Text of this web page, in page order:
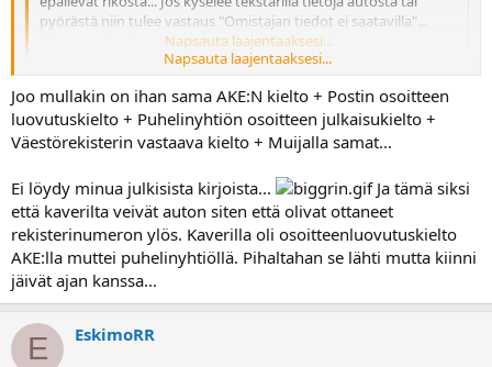
pyörästä niin tulee vastaus "Omistajan tiedot ei saatavilla"...
Kätevä juttu, tosin viiden vuoden jälkeen pitää taas uusia...
Napsauta laajentaaksesi...
Onko tossa linkissä oleva homma nyt sama juttu kun sulla?
"Ongelmana tuossa osoiteen luovutuskiellossa on se, että nimensä
mukaisesti sillä estetään vain omistajan ja haltijan osoitteen
luovuttaminen. Muut tiedot, esimerkiksi omistajan nimi ja
vakuutusyhtiö, saadaan kuitenkin. Tämän takia on hyvä muistaa kieltää
tietojen levittäminen väestörekisteristä, vakuutus- ja puhelinyhtiöstä ja
sekä muista vastaavista rekistereistä."
Napsauta laajentaaksesi...
Joo mullakin on ihan sama AKE:N kielto + Postin osoitteen
luovutuskielto + Puhelinyhtiön osoitteen julkaisukielto +
Väestörekisterin vastaava kielto + Muijalla samat...
Ei löydy minua julkisista kirjoista...
Ja tämä siksi
että kaverilta veivät auton siten että olivat ottaneet
rekisterinumeron ylös. Kaverilla oli osoitteenluovutuskielto
AKE:lla muttei puhelinyhtiöllä. Pihaltahan se lähti mutta kiinni
jäivät ajan kanssa...
E EskimoRR